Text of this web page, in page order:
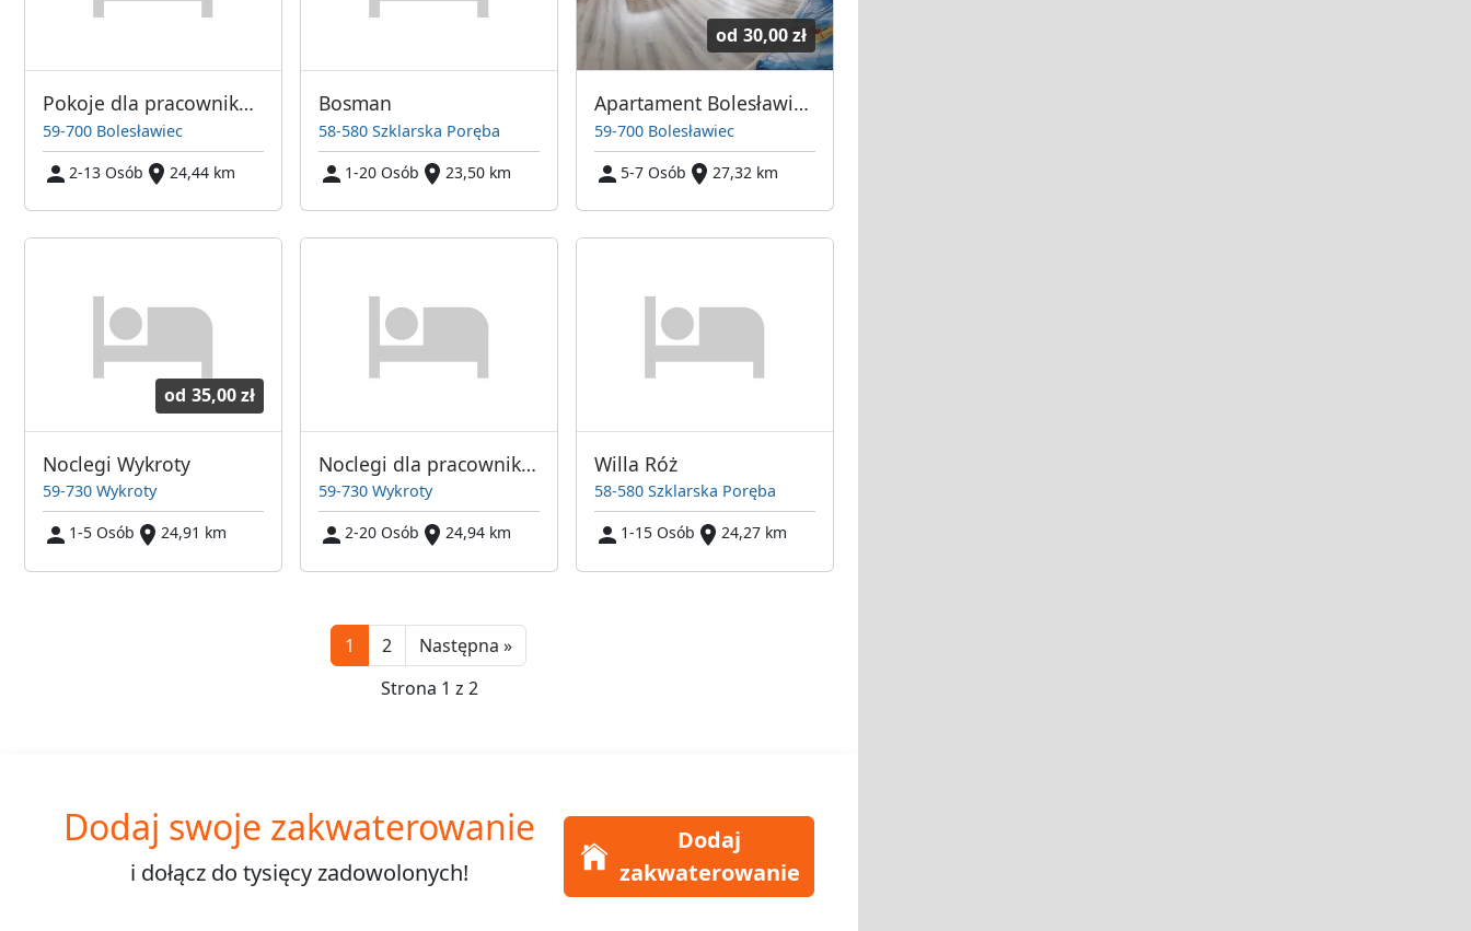
Pokoje dla pracowników
59-700 Bolesławiec
2-13 Osób
24,44 km
Bosman
58-580 Szklarska Poręba
1-20 Osób
23,50 km
od 30,00 zł
Apartament Bolesławiec (kwatery, pokoje, noclegi)
59-700 Bolesławiec
5-7 Osób
27,32 km
od 35,00 zł
Noclegi Wykroty
59-730 Wykroty
1-5 Osób
24,91 km
Noclegi dla pracowników w Wykrotach
59-730 Wykroty
2-20 Osób
24,94 km
Willa Róż
58-580 Szklarska Poręba
1-15 Osób
24,27 km
1 2 Następna »Next
Strona 1 z 2
Dodaj swoje zakwaterowanie
i dołącz do tysięcyzadowolonych!
Dodaj
zakwaterowanie